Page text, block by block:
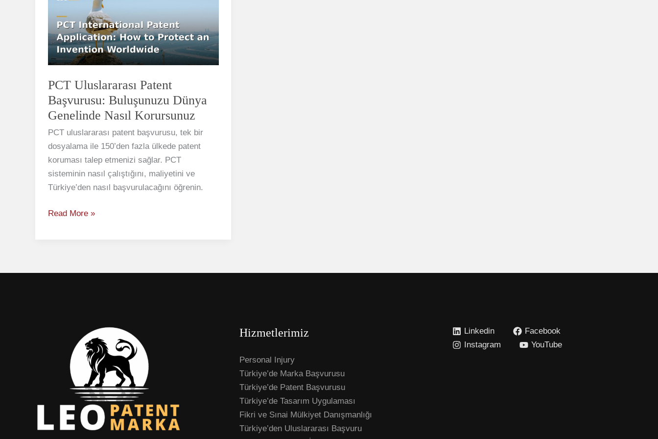
PCT Uluslararası Patent
Başvurusu: Buluşunuzu Dünya
Genelinde Nasıl Korursunuz
PCT uluslararası patent başvurusu, tek bir
dosyalama ile 150’den fazla ülkede patent
koruması talep etmenizi sağlar. PCT
sisteminin nasıl çalıştığını, maliyetini ve
Türkiye’den nasıl başvurulacağını öğrenin.
Başvurusu:
Buluşunuzu
Dünya
Genelinde
Korursunuz
Read More »
Hizmetlerimiz
Personal Injury
Türkiye’de Marka Başvurusu
Türkiye’de Patent Başvurusu
Türkiye’de Tasarım Uygulaması
Fikri ve Sınai Mülkiyet Danışmanlığı
Türkiye’den Uluslararası Başvuru
Linkedin
Facebook
Instagram
YouTube